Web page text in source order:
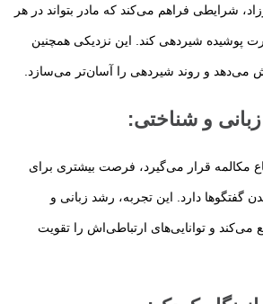
شرایطی فراهم می‌کند که مادر بتواند در هر
پوشیده شیردهی کند. این نزدیکی همچنین
می‌دهد و روند شیردهی را آسان‌تر می‌سازد.
و شناختی:
مکالمه قرار می‌گیرد، فرصت بیشتری برای
گفتگوها دارد. این تجربه، رشد زبانی و
می‌کند و توانایی‌های ارتباطی‌اش را تقویت